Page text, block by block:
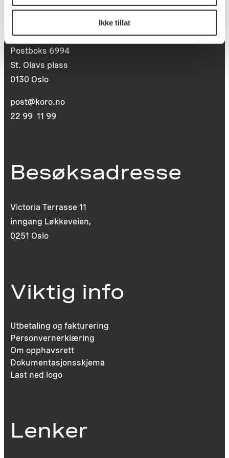
Ikke tillat
Postadresse
Postboks 6994
St. Olavs plass
0130 Oslo
post@koro.no
22 99 11 99
Besøksadresse
Victoria Terrasse 11
inngang Løkkeveien,
0251 Oslo
Viktig info
Utbetaling og fakturering
Personvernerklæring
Om opphavsrett
Dokumentasjonsskjema
Last ned logo
Lenker